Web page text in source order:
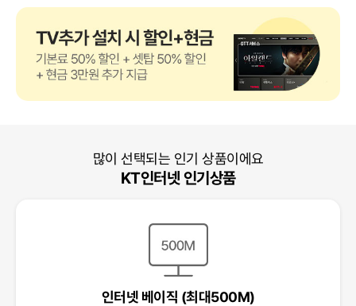
많이 선택되는 인기 상품이에요
KT인터넷 인기상품
인터넷 베이직 (최대500M)